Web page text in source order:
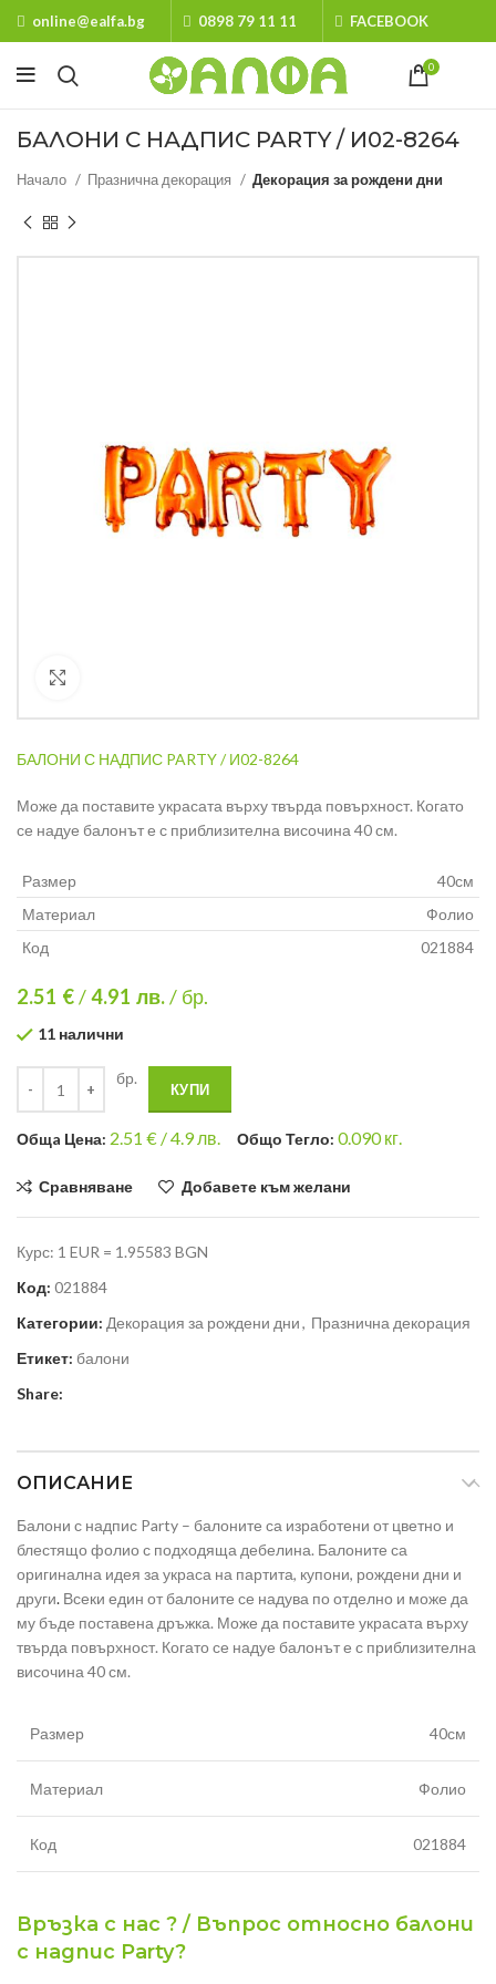
online@ealfa.bg 0898 79 11 11 FACEBOOK
0
БАЛОНИ С НАДПИС PARTY / И02-8264
Начало Празнична декорация Декорация за рождени дни
БАЛОНИ С НАДПИС PARTY / И02-8264
Може да поставите украсата върху твърда повърхност. Когато
се надуе балонът е с приблизителна височина 40 см.
Размер
40см
Материал
Фолио
Код
021884
2.51 €/4.91 лв./ бр.
11 налични
бр.
КУПИ
Общa Цена: 2.51 € /4.9 лв. Общо Тегло: 0.090кг.
Сравняване Добавете към желани
Курс: 1 EUR = 1.95583 BGN
Код: 021884
Категории: Декорация за рождени дни, Празнична декорация
Етикет: балони
Share:
ОПИСАНИЕ
Балони с надпис Party – балоните са изработени от цветно и
блестящо фолио с подходяща дебелина. Балоните са
оригинална идея за украса на партита, купони, рождени дни и
други. Всеки един от балоните се надува по отделно и може да
му бъде поставена дръжка. Може да поставите украсата върху
твърда повърхност. Когато се надуе балонът е с приблизителна
височина 40 см.
Размер 40см
Материал Фолио
Код 021884
Връзка с нас ? / Въпрос относно балони
с надпис Party?